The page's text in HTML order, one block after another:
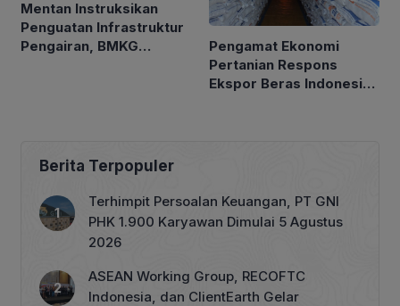
Mentan Instruksikan
Penguatan Infrastruktur
Pengairan, BMKG
Pengamat Ekonomi
Pertanian Respons
Ekspor Beras Indonesia
Berita Terpopuler
Terhimpit Persoalan Keuangan, PT GNI
PHK 1.900 Karyawan Dimulai 5 Agustus
2026
ASEAN Working Group, RECOFTC
Indonesia, dan ClientEarth Gelar